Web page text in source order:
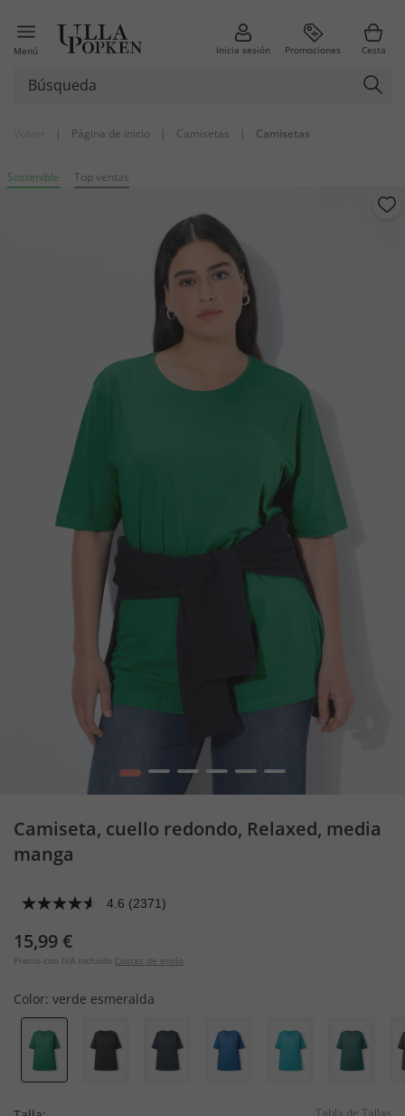
Menú Inicia sesión Promociones Cesta
| Página de inicio | Camisetas | Camisetas
Sostenible Top ventas
1 2 3 4 5 6
Camiseta, cuello redondo, Relaxed, media
manga
4.6 (2371)
15,99 €
Precio con IVA incluido Costes de envío
Color: verde esmeralda
Tabla de Tallas